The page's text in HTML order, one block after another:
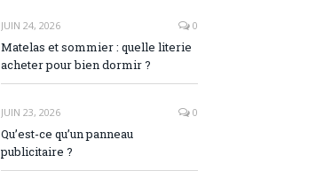
JUIN 24, 2026 0
Matelas et sommier : quelle literie
acheter pour bien dormir ?
JUIN 23, 2026 0
Qu’est-ce qu’un panneau
publicitaire ?